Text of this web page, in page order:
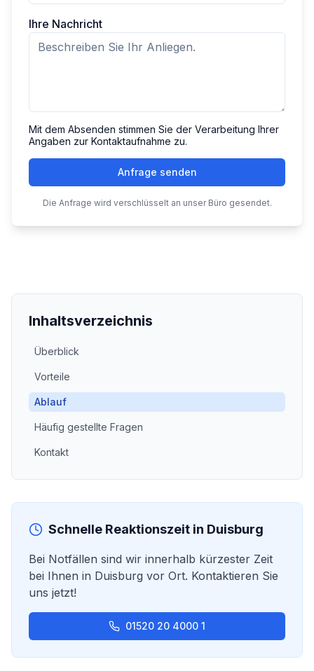
Inhaltsverzeichnis
Überblick
Vorteile
Ablauf
Häufig gestellte Fragen
Kontakt
Schnelle Reaktionszeit in Duisburg
Bei Notfällen sind wir innerhalb kürzester Zeit
bei Ihnen in Duisburg vor Ort. Kontaktieren Sie
uns jetzt!
01520 20 4000 1
Ihre Nachricht
Mit dem Absenden stimmen Sie der Verarbeitung Ihrer
Angaben zur Kontaktaufnahme zu.
Anfrage senden
Die Anfrage wird verschlüsselt an unser Büro gesendet.